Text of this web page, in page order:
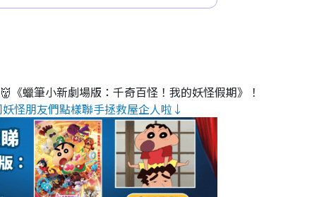
《蠟筆小新劇場版：千奇百怪！我的妖怪假期》！
怪朋友們點樣聯手拯救屋企人啦↓